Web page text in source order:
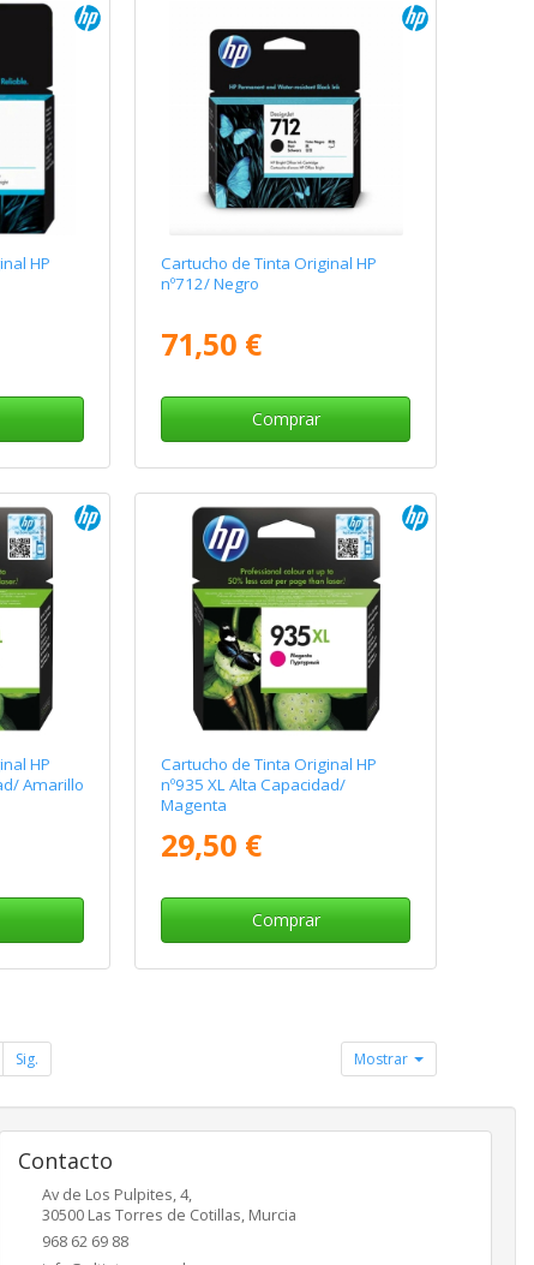
HP
Cartucho de Tinta Original HP
nº712/ Negro
71,50 €
Comprar
HP
Amarillo
Cartucho de Tinta Original HP
nº935 XL Alta Capacidad/
Magenta
29,50 €
Comprar
Sig. Mostrar
Contacto
Av de Los Pulpites, 4,
30500 Las Torres de Cotillas, Murcia
968 62 69 88